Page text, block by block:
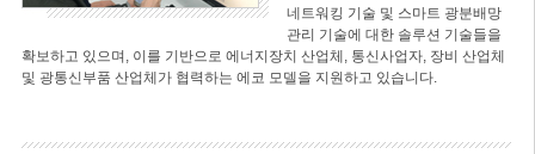
네트워킹 기술 및 스마트 광분배망
관리 기술에 대한 솔루션 기술들을
확보하고 있으며, 이를 기반으로 에너지장치 산업체, 통신사업자, 장비 산업체
및 광통신부품 산업체가 협력하는 에코 모델을 지원하고 있습니다.